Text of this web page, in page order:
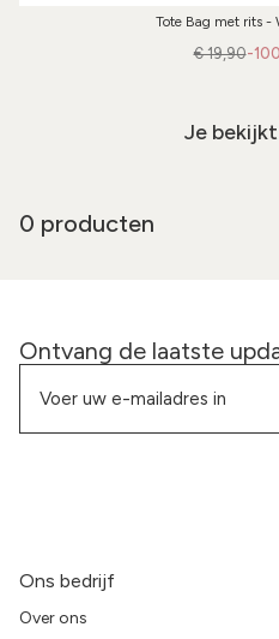
Tote Bag met rits -
-
€ 19,90
Je bekijkt
0 producten
Ontvang de laatste
Ons bedrijf
Over ons